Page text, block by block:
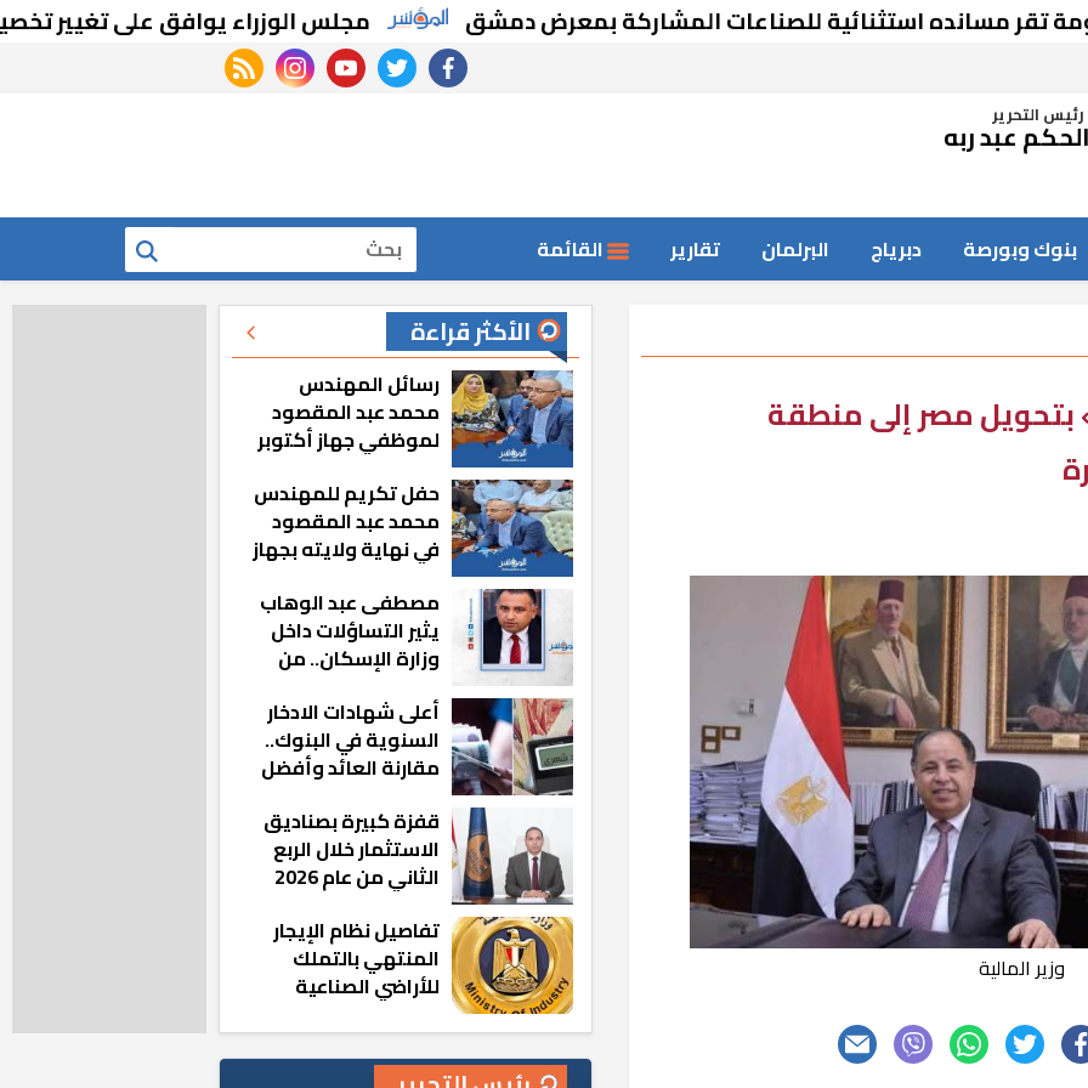
استثنائية للصناعات المشاركة بمعرض دمشق مجلس الوزراء يوافق على تغيير تخصيص
facebook
twitter
youtube
instagram
rss feed
رئيس التحريرعبد ربه
بنوك وبورصة دبرياج البرلمان تقارير القائمة بحث
بتحويل مصر إلى منطقة
وزير المالية
الأكثر قراءة
رسائل المهندس
محمد عبد المقصود
لموظفي جهاز أكتوبر
مشيت والمدينة
رجعت للخلف»
حفل تكريم للمهندس
محمد عبد المقصود
في نهاية ولايته بجهاز
مصطفى عبد الوهاب
يثير التساؤلات داخل
وزارة الإسكان.. من
المناصب؟
أعلى شهادات الادخار
السنوية في البنوك..
مقارنة العائد وأفضل
قفزة كبيرة بصناديق
الاستثمار خلال الربع
الثاني من عام 2026
تفاصيل نظام الإيجار
المنتهي بالتملك
للأراضي الصناعية